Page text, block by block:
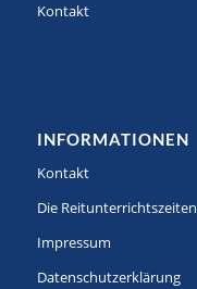
Kontakt
INFORMATIONEN
Kontakt
Die Reitunterrichtszeiten
Impressum
Datenschutzerklärung